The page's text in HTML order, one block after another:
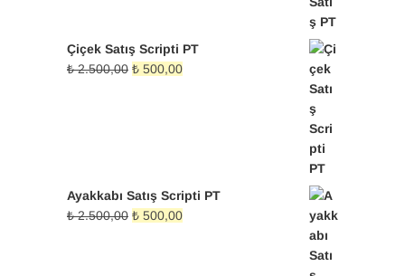
Çiçek Satış Scripti PT
₺2.500,00 Orijinal
₺ 500,00Şu
Ayakkabı Satış Scripti PT
₺2.500,00 Orijinal
₺ 500,00Şu